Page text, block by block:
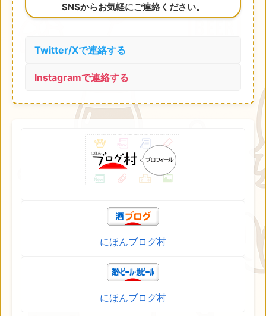
SNSからお気軽にご連絡ください。
Twitter/Xで連絡する
Instagramで連絡する
にほんブログ村
にほんブログ村